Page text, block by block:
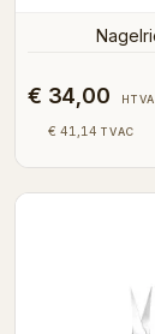
€ 34,00 HTVA
€ 41,14 TVAC